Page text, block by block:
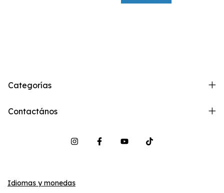
Categorías
Contactános
Idiomas y monedas